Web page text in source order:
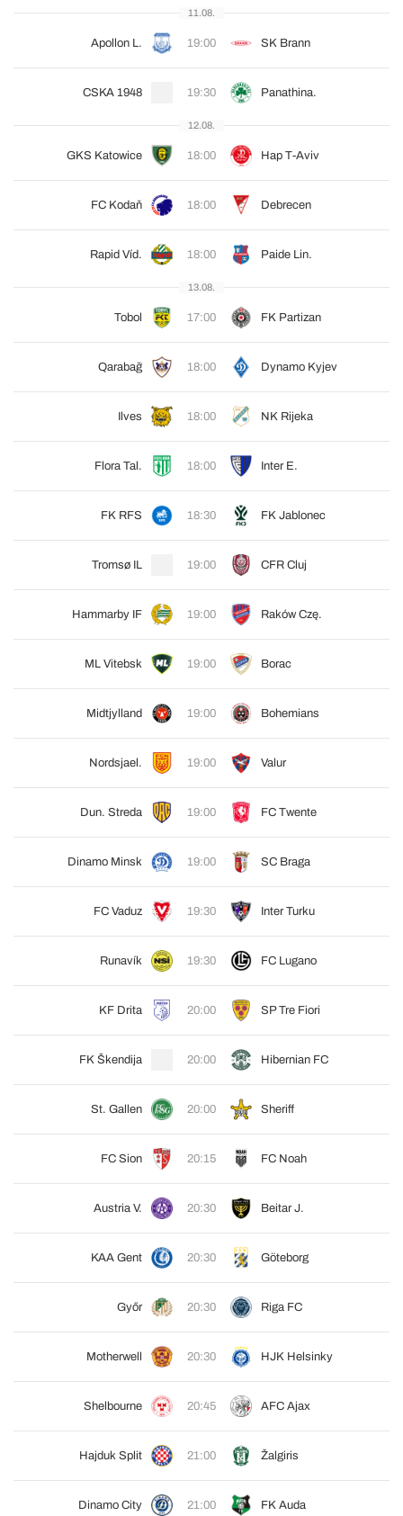
11.08.
Apollon L. 19:00 SK Brann
CSKA 1948 19:30 Panathina.
12.08.
GKS Katowice 18:00 Hap T-Aviv
FC Kodaň 18:00 Debrecen
Rapid Víd. 18:00 Paide Lin.
13.08.
Tobol 17:00 FK Partizan
Qarabağ 18:00 Dynamo Kyjev
Ilves 18:00 NK Rijeka
Flora Tal. 18:00 Inter E.
FK RFS 18:30 FK Jablonec
Tromsø IL 19:00 CFR Cluj
Hammarby IF 19:00 Raków Czę.
ML Vitebsk 19:00 Borac
Midtjylland 19:00 Bohemians
Nordsjael. 19:00 Valur
Dun. Streda 19:00 FC Twente
Dinamo Minsk 19:00 SC Braga
FC Vaduz 19:30 Inter Turku
Runavík 19:30 FC Lugano
KF Drita 20:00 SP Tre Fiori
FK Škendija 20:00 Hibernian FC
St. Gallen 20:00 Sheriff
FC Sion 20:15 FC Noah
Austria V. 20:30 Beitar J.
KAA Gent 20:30 Göteborg
Győr 20:30 Riga FC
Motherwell 20:30 HJK Helsinky
Shelbourne 20:45 AFC Ajax
Hajduk Split 21:00 Žalgiris
Dinamo City 21:00 FK Auda